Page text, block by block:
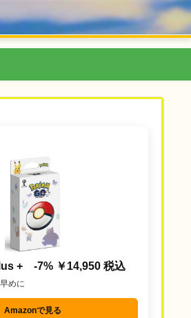
+ -7% ￥14,950 税込
めに
Amazonで見る